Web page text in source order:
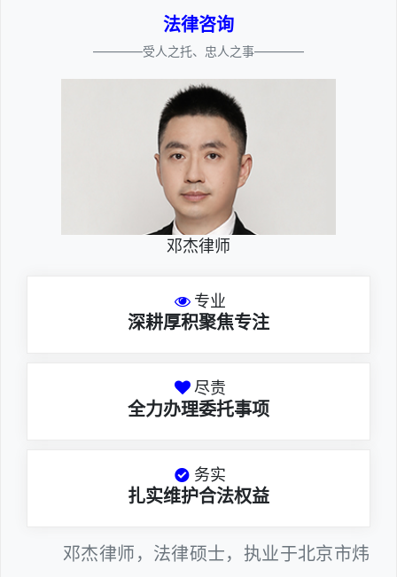
法律咨询
————受人之托、忠人之事————
邓杰律师
专业
深耕厚积聚焦专注
尽责
全力办理委托事项
务实
扎实维护合法权益
邓杰律师，法律硕士，执业于北京市炜